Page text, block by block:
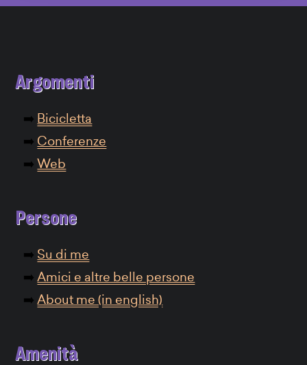
Argomenti
Bicicletta
Conferenze
Web
Persone
Su di me
Amici e altre belle persone
About me (in english)
Amenità